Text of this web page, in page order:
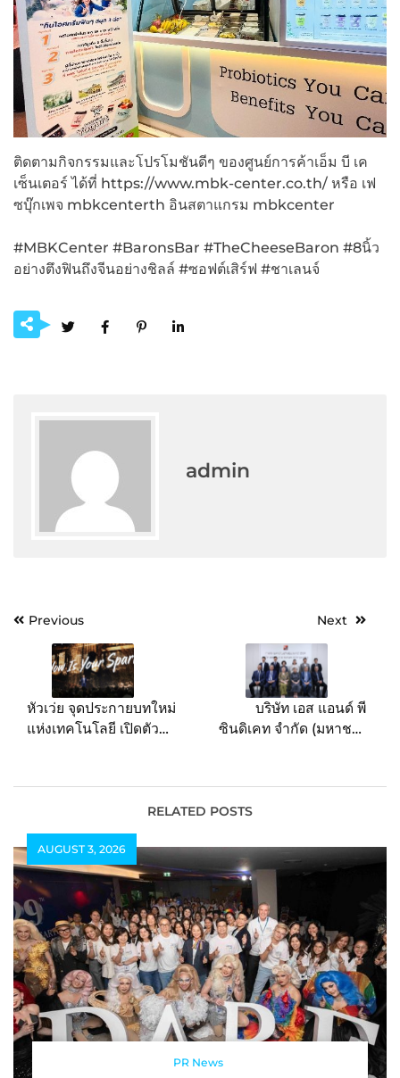
ติดตามกิจกรรมและโปรโมชันดีๆ ของศูนย์การค้าเอ็ม บี เค
เซ็นเตอร์ ได้ที่ https://www.mbk-center.co.th/ หรือ เฟ
ซบุ๊กเพจ mbkcenterth อินสตาแกรม mbkcenter
#MBKCenter #BaronsBar #TheCheeseBaron #8นิ้ว
อย่างตึงฟินถึงจีนอย่างชิลล์ #ซอฟต์เสิร์ฟ #ชาเลนจ์
admin
PostPrevious
หัวเว่ย จุดประกายบทใหม่
แห่งเทคโนโลยี เปิดตัว
ประวัติศาสตร์ภายใต้
แนวคิด “Now Is Your
Spark”
Next
บริษัท เอส แอนด์ พี
ซินดิเคท จํากัด (มหาชน)
แอนด์ พี่ ฮอลล์ สขมวิท 26
RELATED POSTS
AUGUST 3, 2026
PR News